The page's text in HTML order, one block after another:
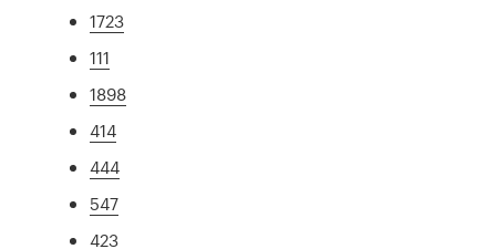
1723
111
1898
414
444
547
423